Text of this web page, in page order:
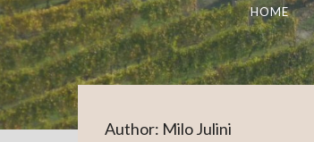
HOME
Author: Milo Julini